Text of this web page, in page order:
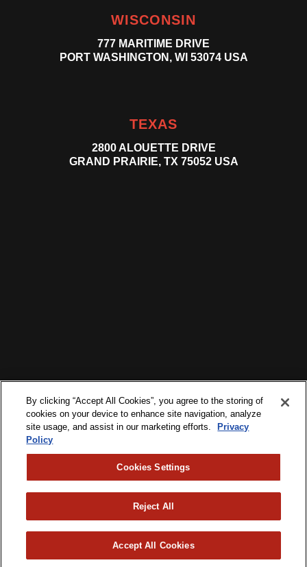
WISCONSIN
777 MARITIME DRIVE
PORT WASHINGTON, WI 53074 USA
TEXAS
2800 ALOUETTE DRIVE
GRAND PRAIRIE, TX 75052 USA
POLÍTICA DE PRIVACIDAD TERMS & CONDITIONS
By clicking “Accept All Cookies”, you agree to the storing of
cookies on your device to enhance site navigation, analyze
site usage, and assist in our marketing efforts.
Privacy
Policy
Cookies Settings
Reject All
Accept All Cookies